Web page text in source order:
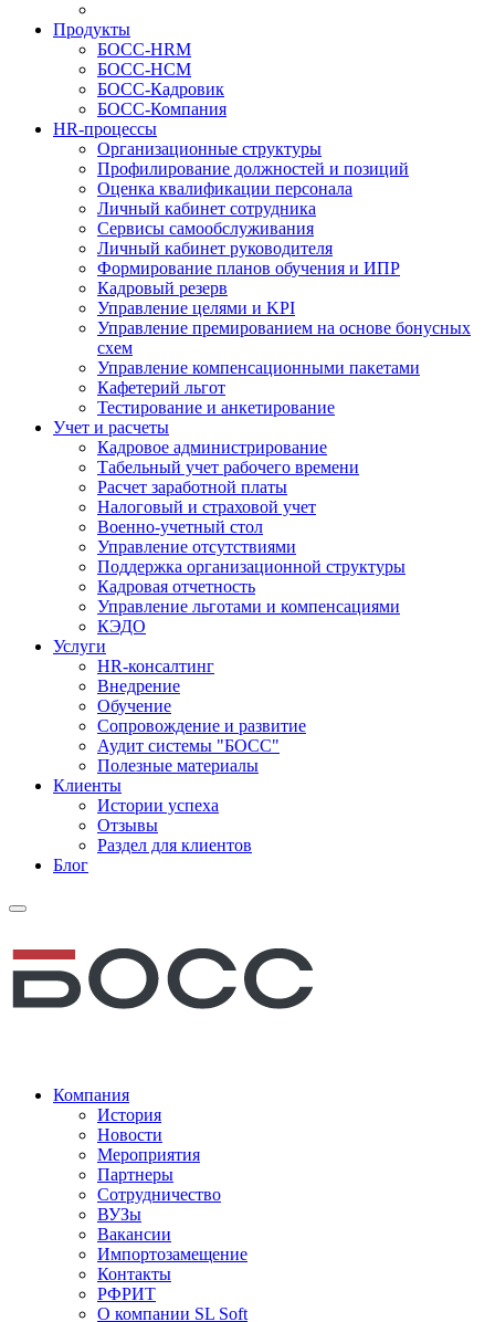
Продукты
БОСС-HRM
БОСС-HCM
БОСС-Кадровик
БОСС-Компания
HR-процессы
Организационные структуры
Профилирование должностей и позиций
Оценка квалификации персонала
Личный кабинет сотрудника
Сервисы самообслуживания
Личный кабинет руководителя
Формирование планов обучения и ИПР
Кадровый резерв
Управление целями и KPI
Управление премированием на основе бонусных
схем
Управление компенсационными пакетами
Кафетерий льгот
Тестирование и анкетирование
Учет и расчеты
Кадровое администрирование
Табельный учет рабочего времени
Расчет заработной платы
Налоговый и страховой учет
Военно-учетный стол
Управление отсутствиями
Поддержка организационной структуры
Кадровая отчетность
Управление льготами и компенсациями
КЭДО
Услуги
HR-консалтинг
Внедрение
Обучение
Сопровождение и развитие
Аудит системы "БОСС"
Полезные материалы
Клиенты
Истории успеха
Отзывы
Раздел для клиентов
Блог
Компания
История
Новости
Мероприятия
Партнеры
Сотрудничество
ВУЗы
Вакансии
Импортозамещение
Контакты
РФРИТ
О компании SL Soft